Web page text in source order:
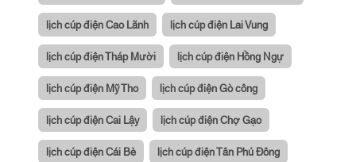
lịch cúp điện Cao Lãnh lịch cúp điện Lai Vung
lịch cúp điện Tháp Mười lịch cúp điện Hồng Ngự
lịch cúp điện Mỹ Tho lịch cúp điện Gò công
lịch cúp điện Cai Lậy lịch cúp điện Chợ Gạo
lịch cúp điện Cái Bè lịch cúp điện Tân Phú Đông